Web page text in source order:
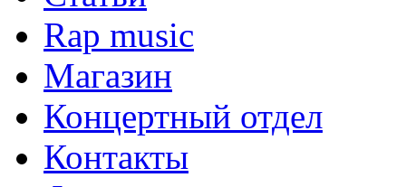
Rap music
Магазин
Концертный отдел
Контакты